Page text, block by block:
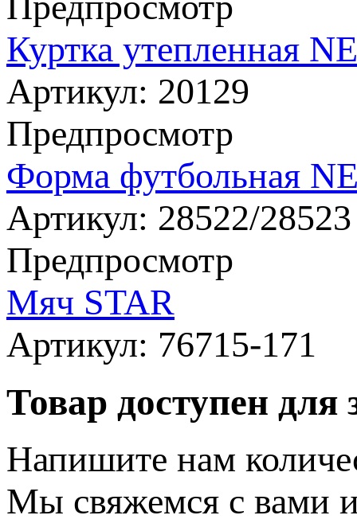
Куртка утепленная
Артикул: 20129
Предпросмотр
Форма футбольная
Артикул: 28522/28523
Предпросмотр
Мяч STAR
Артикул: 76715-171
Товар доступен для
Напишите нам
Мы свяжемся с вами